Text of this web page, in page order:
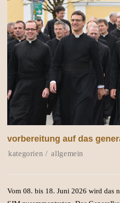
vorbereitung auf das
allgemein
Vom 08. bis 18. Juni 2026 wird das